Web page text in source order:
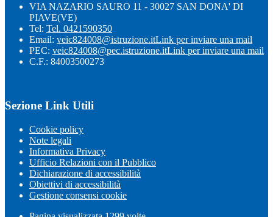
VIA NAZARIO SAURO 11 - 30027 SAN DONA' DI
PIAVE(VE)
Tel: Tel. 0421590350
Email: veic824008@istruzione.itLink per inviare una mail
PEC: veic824008@pec.istruzione.itLink per inviare una mail
C.F.: 84003500273
Sezione Link Utili
Cookie policy
Note legali
Informativa Privacy
Ufficio Relazioni con il Pubblico
Dichiarazione di accessibilità
Obiettivi di accessibilità
Gestione consensi cookie